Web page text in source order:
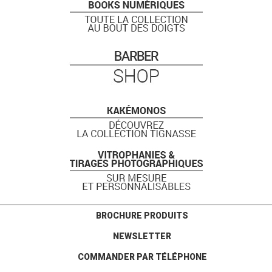
BROCHURE PRODUITS
NEWSLETTER
COMMANDER PAR TÉLÉPHONE